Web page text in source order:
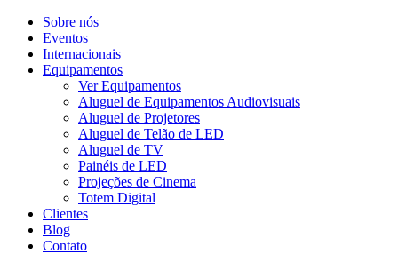
Sobre nós
Eventos
Internacionais
Equipamentos
Ver Equipamentos
Aluguel de Equipamentos Audiovisuais
Aluguel de Projetores
Aluguel de Telão de LED
Aluguel de TV
Painéis de LED
Projeções de Cinema
Totem Digital
Clientes
Blog
Contato